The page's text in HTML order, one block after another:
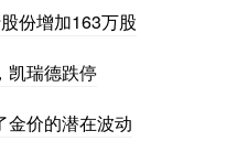
份增加163万股
凯瑞德跌停
金价的潜在波动